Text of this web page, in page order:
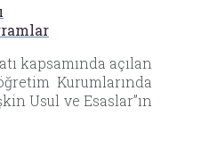
kapsamında açılan
Kurumlarında
Usul ve Esaslar”ın